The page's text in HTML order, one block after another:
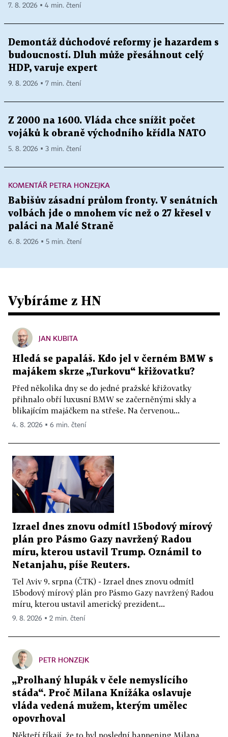
7. 8. 2026 ▪ 4 min. čtení
Demontáž důchodové reformy je hazardem s
budoucností. Dluh může přesáhnout celý
HDP, varuje expert
9. 8. 2026 ▪ 7 min. čtení
Z 2000 na 1600. Vláda chce snížit počet
vojáků k obraně východního křídla NATO
5. 8. 2026 ▪ 3 min. čtení
KOMENTÁŘ PETRA HONZEJKA
Babišův zásadní průlom fronty. V senátních
volbách jde o mnohem víc než o 27 křesel v
paláci na Malé Straně
6. 8. 2026 ▪ 5 min. čtení
Vybíráme z HN
JAN KUBITA
Hledá se papaláš. Kdo jel v černém BMW s
majákem skrze „Turkovu“ křižovatku?
Před několika dny se do jedné pražské křižovatky
přihnalo obří luxusní BMW se začerněnými skly a
blikajícím majáčkem na střeše. Na červenou...
4. 8. 2026 ▪ 6 min. čtení
Izrael dnes znovu odmítl 15bodový mírový
plán pro Pásmo Gazy navržený Radou
míru, kterou ustavil Trump. Oznámil to
Netanjahu, píše Reuters.
Tel Aviv 9. srpna (ČTK) - Izrael dnes znovu odmítl
15bodový mírový plán pro Pásmo Gazy navržený Radou
míru, kterou ustavil americký prezident...
9. 8. 2026 ▪ 2 min. čtení
PETR HONZEJK
„Prolhaný hlupák v čele nemyslícího
stáda“. Proč Milana Knížáka oslavuje
vláda vedená mužem, kterým umělec
opovrhoval
Někteří říkají, že to byl poslední happening Milana